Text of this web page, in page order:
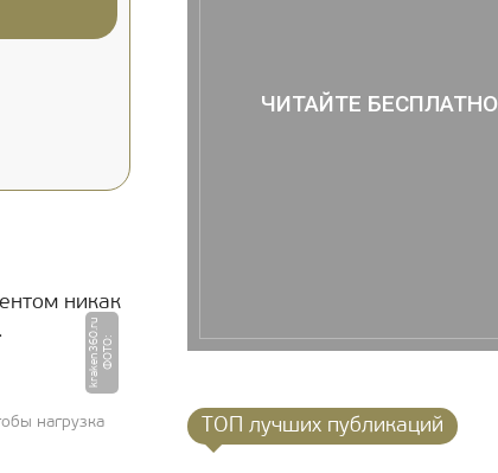
никак
Ф
О
Т
О
:
k
r
a
k
e
n
3
6
0.
r
u
нагрузка
ЧИТАЙТЕ БЕСПЛАТНО
ТОП лучших публикаций